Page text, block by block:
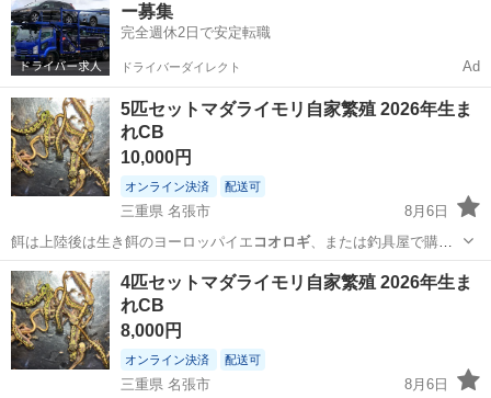
ー募集
完全週休2日で安定転職
ドライバーダイレクト Ad
5匹セットマダライモリ自家繁殖 2026年生ま
れCB
10,000円
オンライン決済 配送可
三重県 名張市
8月6日
餌は上陸後は生き餌のヨーロッパイエ コオロギ、または釣具屋で購入
しているサシを与…
三重 名張市 その他 マダライモリ
4匹セットマダライモリ自家繁殖 2026年生ま
れCB
8,000円
オンライン決済 配送可
三重県 名張市
8月6日